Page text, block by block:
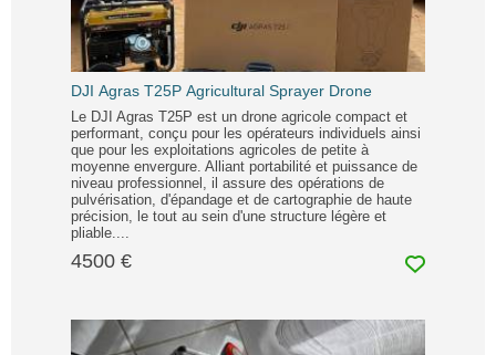
DJI Agras T25P Agricultural Sprayer Drone
Le DJI Agras T25P est un drone agricole compact et
performant, conçu pour les opérateurs individuels ainsi
que pour les exploitations agricoles de petite à
moyenne envergure. Alliant portabilité et puissance de
niveau professionnel, il assure des opérations de
pulvérisation, d'épandage et de cartographie de haute
précision, le tout au sein d'une structure légère et
pliable....
4500 €